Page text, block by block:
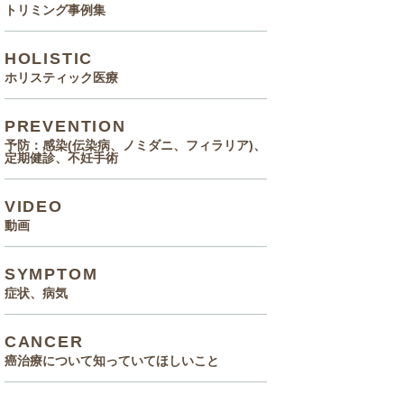
トリミング事例集
HOLISTIC
ホリスティック医療
PREVENTION
予防：感染(伝染病、ノミダニ、フィラリア)、
定期健診、不妊手術
VIDEO
動画
SYMPTOM
症状、病気
CANCER
癌治療について知っていてほしいこと